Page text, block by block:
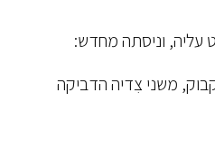
עליה, וניסתה מחדש:
משני צִדיה הדביקה